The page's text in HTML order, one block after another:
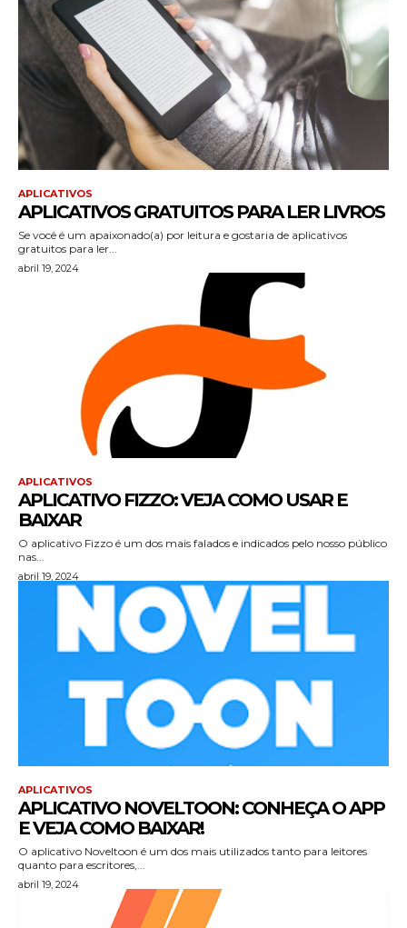
APLICATIVOS
APLICATIVOS GRATUITOS PARA LER LIVROS
Se você é um apaixonado(a) por leitura e gostaria de aplicativos
gratuitos para ler...
abril 19, 2024
APLICATIVOS
APLICATIVO FIZZO: VEJA COMO USAR E
BAIXAR
O aplicativo Fizzo é um dos mais falados e indicados pelo nosso público
nas...
abril 19, 2024
APLICATIVOS
APLICATIVO NOVELTOON: CONHEÇA O APP
E VEJA COMO BAIXAR!
O aplicativo Noveltoon é um dos mais utilizados tanto para leitores
quanto para escritores,...
abril 19, 2024